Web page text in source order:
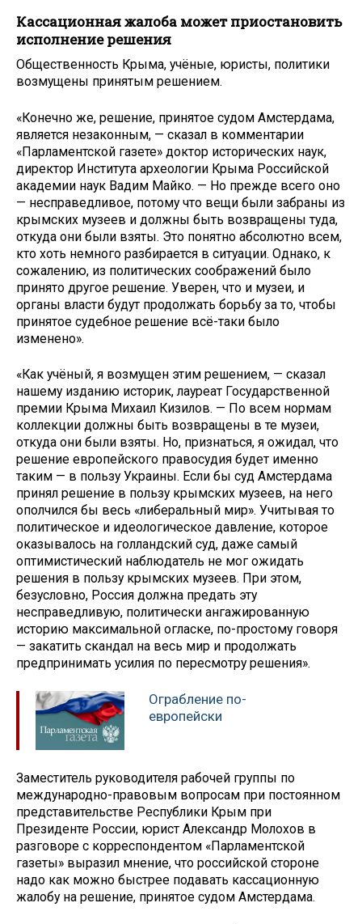
Кассационная жалоба может приостановить
исполнение решения
Общественность Крыма, учёные, юристы, политики
возмущены принятым решением.
«Конечно же, решение, принятое судом Амстердама,
является незаконным, — сказал в комментарии
«Парламентской газете» доктор исторических наук,
директор Института археологии Крыма Российской
академии наук Вадим Майко. — Но прежде всего оно
— несправедливое, потому что вещи были забраны из
крымских музеев и должны быть возвращены туда,
откуда они были взяты. Это понятно абсолютно всем,
кто хоть немного разбирается в ситуации. Однако, к
сожалению, из политических соображений было
принято другое решение. Уверен, что и музеи, и
органы власти будут продолжать борьбу за то, чтобы
принятое судебное решение всё-таки было
изменено».
«Как учёный, я возмущен этим решением, — сказал
нашему изданию историк, лауреат Государственной
премии Крыма Михаил Кизилов. — По всем нормам
коллекции должны быть возвращены в те музеи,
откуда они были взяты. Но, признаться, я ожидал, что
решение европейского правосудия будет именно
таким — в пользу Украины. Если бы суд Амстердама
принял решение в пользу крымских музеев, на него
ополчился бы весь «либеральный мир». Учитывая то
политическое и идеологическое давление, которое
оказывалось на голландский суд, даже самый
оптимистический наблюдатель не мог ожидать
решения в пользу крымских музеев. При этом,
безусловно, Россия должна предать эту
несправедливую, политически ангажированную
историю максимальной огласке, по-простому говоря
— закатить скандал на весь мир и продолжать
предпринимать усилия по пересмотру решения».
Ограбление по-
европейски
Заместитель руководителя рабочей группы по
международно-правовым вопросам при постоянном
представительстве Республики Крым при
Президенте России, юрист Александр Молохов в
разговоре с корреспондентом «Парламентской
газеты» выразил мнение, что российской стороне
надо как можно быстрее подавать кассационную
жалобу на решение, принятое судом Амстердама.